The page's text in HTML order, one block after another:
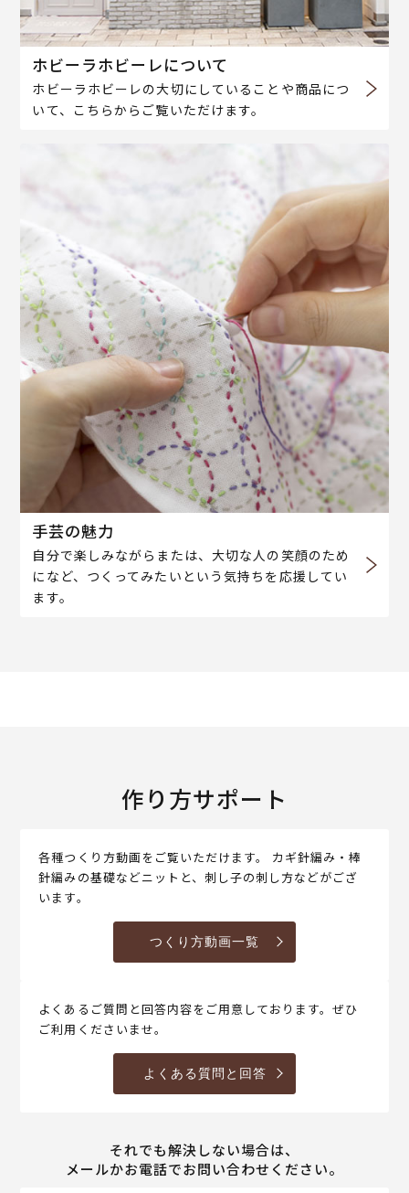
ホビーラホビーレについて
ホビーラホビーレの大切にしていることや商品につ
いて、こちらからご覧いただけます。
手芸の魅力
自分で楽しみながらまたは、大切な人の笑顔のため
になど、つくってみたいという気持ちを応援してい
ます。
作り方サポート
各種つくり方動画をご覧いただけます。 カギ針編み・棒
針編みの基礎などニットと、刺し子の刺し方などがござ
います。
つくり方動画一覧
よくあるご質問と回答内容をご用意しております。ぜひ
ご利用くださいませ。
よくある質問と回答
それでも解決しない場合は、
メールかお電話でお問い合わせください。